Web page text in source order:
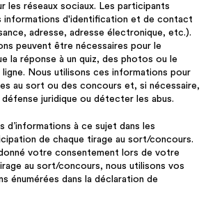
les réseaux sociaux. Les participants
informations d'identification et de contact
adresse, adresse électronique, etc.).
peuvent être nécessaires pour le
la réponse à un quiz, des photos ou le
ligne. Nous utilisons ces informations pour
au sort ou des concours et, si nécessaire,
juridique ou détecter les abus.
d’informations à ce sujet dans les
de chaque tirage au sort/concours.
votre consentement lors de votre
au sort/concours, nous utilisons vos
énumérées dans la déclaration de